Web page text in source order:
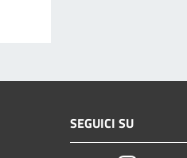
SEGUICI SU